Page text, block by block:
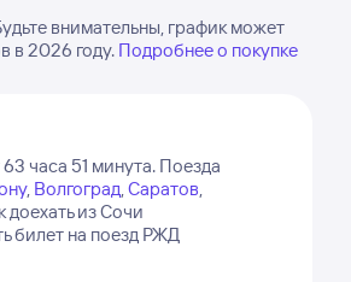
внимательны, график может
в 2026 году. Подробнее о покупке
часа 51 минута. Поезда
, Волгоград,Саратов,
доехать из Сочи
билет на поезд РЖД